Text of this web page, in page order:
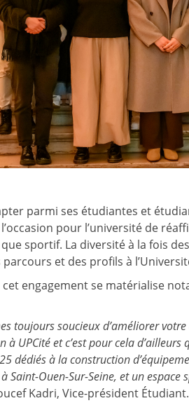
parmi ses étudiantes et
pour l’université de
sportif. La diversité à la fois
et des profils à
cet engagement se matérialise
toujours soucieux d’améliorer
à UPCité et c’est pour cela
dédiés à la construction
Saint-Ouen-Sur-Seine, et un
Kadri, Vice-président Étudiant.